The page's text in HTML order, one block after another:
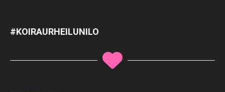
#KOIRAURHEILUNILO